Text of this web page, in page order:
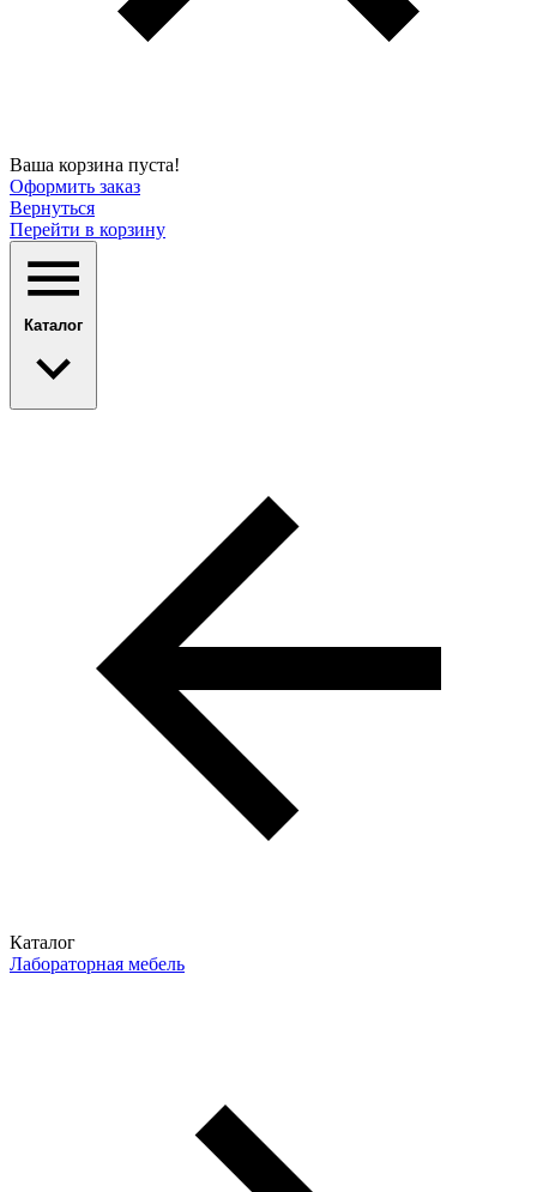
Ваша корзина пуста!
Оформить заказ
Вернуться
Перейти в корзину
Каталог
Каталог
Лабораторная мебель